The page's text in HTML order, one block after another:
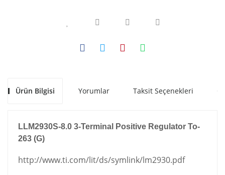
Ürün Bilgisi Yorumlar Taksit Seçenekleri
LLM2930S-8.0 3-Terminal Positive Regulator To-
263 (G)
http://www.ti.com/lit/ds/symlink/lm2930.pdf